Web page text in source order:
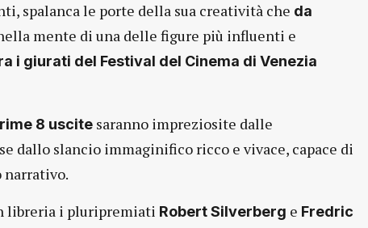
spalanca le porte della sua creatività che da
mente di una delle figure più influenti e
i giurati del Festival del Cinema di Venezia
8 uscite saranno impreziosite dalle
dallo slancio immaginifico ricco e vivace, capace di
narrativo.
libreria i pluripremiati Robert Silverberg e Fredric